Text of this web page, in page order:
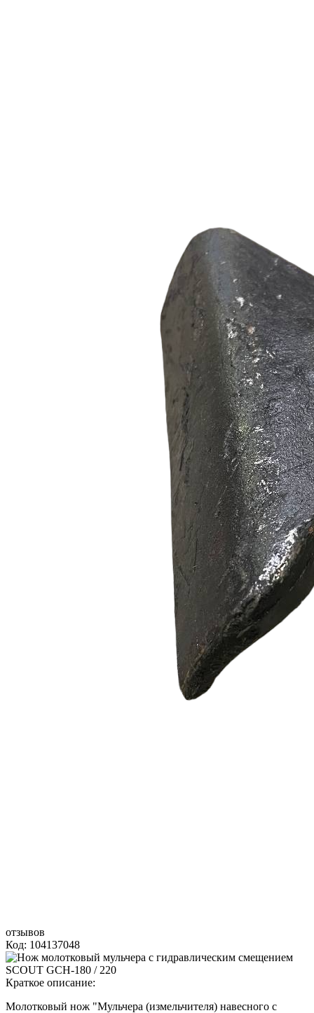
отзывов
Код: 104137048
Краткое описание:
Молотковый нож "Мульчера (измельчителя) навесного с